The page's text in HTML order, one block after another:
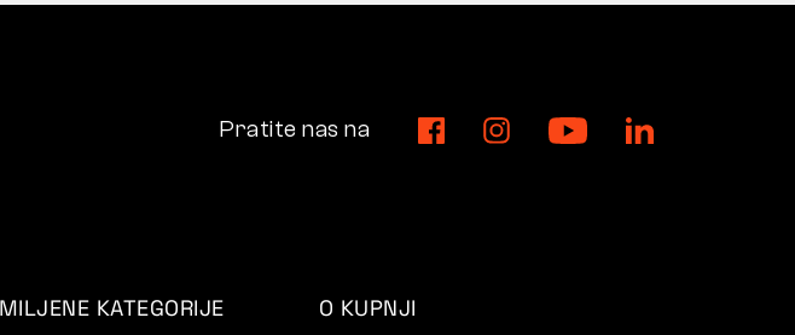
Pratite nas na
KATEGORIJE O KUPNJI